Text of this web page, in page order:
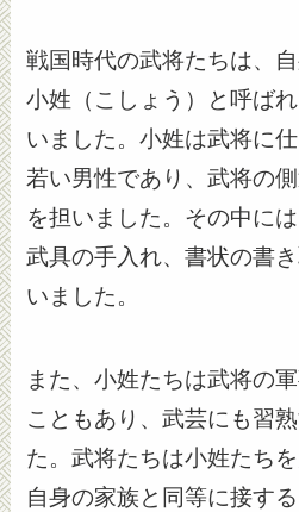
戦国時代の武将たちは、
小姓（こしょう）と呼ば
いました。小姓は武将に
若い男性であり、武将の
を担いました。その中に
武具の手入れ、書状の書
いました。
また、小姓たちは武将の
こともあり、武芸にも習
た。武将たちは小姓たち
自身の家族と同等に接す